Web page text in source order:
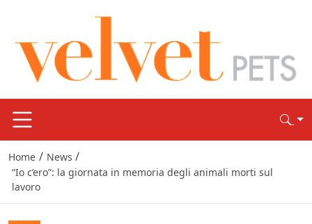
Home / News /
“Io c’ero”: la giornata in memoria degli animali morti sul
lavoro